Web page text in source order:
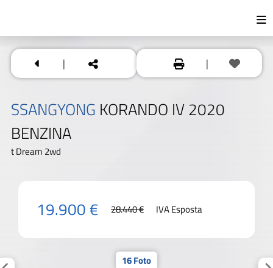
| |
SSANGYONG KORANDO IV 2020
BENZINA
t Dream 2wd
19.900 € 28.440 € IVA Esposta
16 Foto